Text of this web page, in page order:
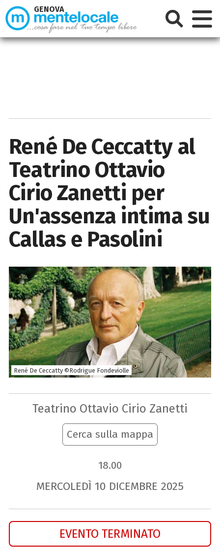
René De Ceccatty al
Teatrino Ottavio
Cirio Zanetti per
Un'assenza intima su
Callas e Pasolini
René De Ceccatty ©Rodrigue Fondeviolle
Teatrino Ottavio Cirio Zanetti
Cerca sulla mappa
18.00
MERCOLEDÌ 10 DICEMBRE 2025
EVENTO TERMINATO
GENOVA